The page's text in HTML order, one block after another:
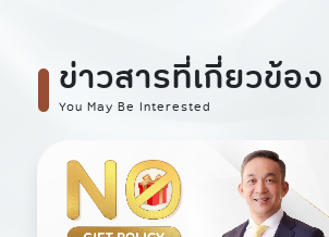
ข่าวสารที่เกี่ยวข้อง
You May Be Interested